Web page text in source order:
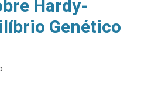
Hardy-
Genético